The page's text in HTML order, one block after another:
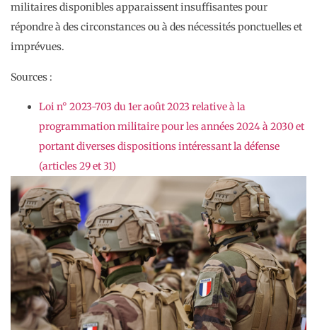
militaires disponibles apparaissent insuffisantes pour
répondre à des circonstances ou à des nécessités ponctuelles et
imprévues.
Sources :
Loi n° 2023-703 du 1er août 2023 relative à la
programmation militaire pour les années 2024 à 2030 et
portant diverses dispositions intéressant la défense
(articles 29 et 31)